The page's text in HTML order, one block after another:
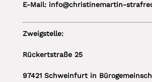
E-Mail: info@christinemartin-
Zweigstelle:
Rückertstraße 25
97421 Schweinfurt in